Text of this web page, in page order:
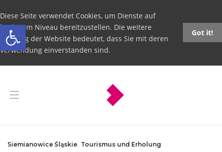
Open toolbar
Diese Seite verwendet Cookies, um Dienste auf
höchstem Niveau bereitzustellen. Die weitere
Nutzung der Website bedeutet, dass Sie mit deren
Verwendung einverstanden sind.
Got it!
Siemianowice Śląskie, Tourismus und Erholung